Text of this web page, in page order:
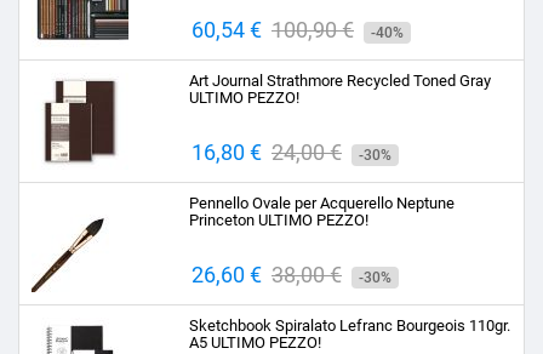
Prezzo
60,54 € Prezzo
base
100,90 € -40%
Art Journal Strathmore Recycled Toned Gray
ULTIMO PEZZO!
Prezzo
16,80 € Prezzo
base
24,00 € -30%
Pennello Ovale per Acquerello Neptune
Princeton ULTIMO PEZZO!
Prezzo
26,60 € Prezzo
base
38,00 € -30%
Sketchbook Spiralato Lefranc Bourgeois 110gr.
A5 ULTIMO PEZZO!